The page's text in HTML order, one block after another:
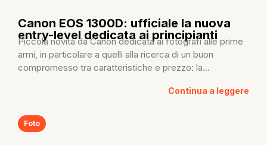
Canon EOS 1300D: ufficiale la nuova
entry-level dedicata ai principianti
Piccola novità da Canon dedicata ai fotografi alle prime
armi, in particolare a quelli alla ricerca di un buon
compromesso tra caratteristiche e prezzo: la...
Continua a leggere
Foto